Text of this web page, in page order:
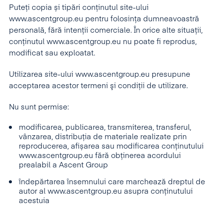
Puteți copia și tipări conținutul site-ului
www.ascentgroup.eu pentru folosința dumneavoastră
personală, fără intenții comerciale. În orice alte situații,
conținutul www.ascentgroup.eu nu poate fi reprodus,
modificat sau exploatat.
Utilizarea site-ului www.ascentgroup.eu presupune
acceptarea acestor termeni şi condiţii de utilizare.
Nu sunt permise:
modificarea, publicarea, transmiterea, transferul,
vânzarea, distribuția de materiale realizate prin
reproducerea, afișarea sau modificarea conținutului
www.ascentgroup.eu fără obținerea acordului
prealabil a Ascent Group
îndepărtarea însemnului care marchează dreptul de
autor al www.ascentgroup.eu asupra conținutului
acestuia